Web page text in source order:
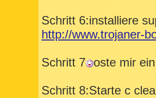
Schritt 6:installiere
http://www.trojaner-
Schritt 7 oste mir
Schritt 8:Starte c